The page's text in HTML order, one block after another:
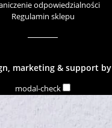
odpowiedzialności
Regulamin sklepu
marketing & support by
modal-check